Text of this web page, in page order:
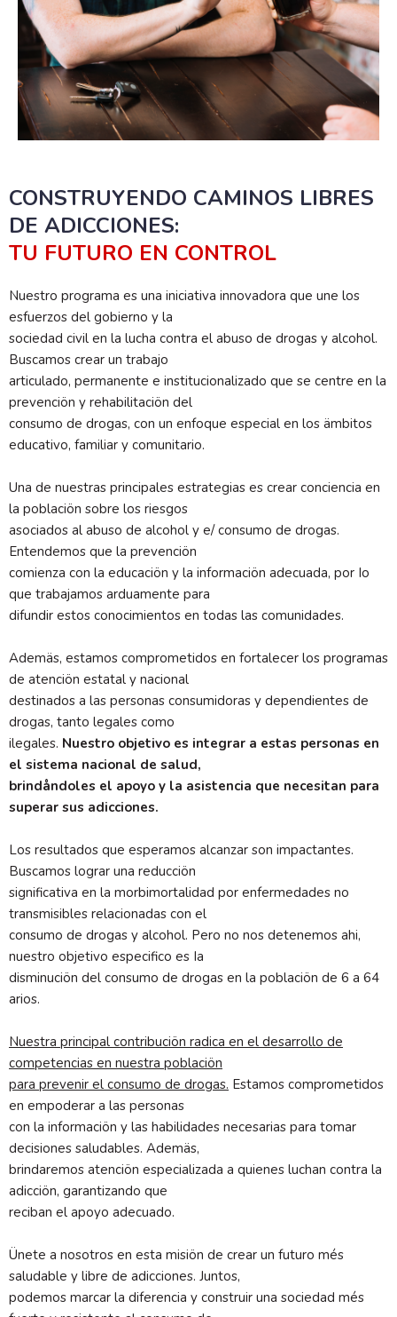
CONSTRUYENDO CAMINOS LIBRES
DE ADICCIONES:
TU FUTURO EN CONTROL
Nuestro programa es una iniciativa innovadora que une los
esfuerzos del gobierno y la
sociedad civil en la lucha contra el abuso de drogas y alcohol.
Buscamos crear un trabajo
articulado, permanente e institucionalizado que se centre en la
prevenciön y rehabilitaciön del
consumo de drogas, con un enfoque especial en los ämbitos
educativo, familiar y comunitario.
Una de nuestras principales estrategias es crear conciencia en
la poblaciön sobre los riesgos
asociados al abuso de alcohol y e/ consumo de drogas.
Entendemos que la prevenciön
comienza con la educaciön y la informaciön adecuada, por Io
que trabajamos arduamente para
difundir estos conocimientos en todas las comunidades.
Ademäs, estamos comprometidos en fortalecer los programas
de atenciön estatal y nacional
destinados a las personas consumidoras y dependientes de
drogas, tanto legales como
ilegales. Nuestro objetivo es integrar a estas personas en
el sistema nacional de salud,
brindåndoles el apoyo y la asistencia que necesitan para
superar sus adicciones.
Los resultados que esperamos alcanzar son impactantes.
Buscamos lograr una reducciön
significativa en la morbimortalidad por enfermedades no
transmisibles relacionadas con el
consumo de drogas y alcohol. Pero no nos detenemos ahi,
nuestro objetivo especifico es Ia
disminuciön del consumo de drogas en la poblaciön de 6 a 64
arios.
Nuestra principal contribuciön radica en el desarrollo de
competencias en nuestra poblaciön
para prevenir el consumo de drogas. Estamos comprometidos
en empoderar a las personas
con la informaciön y las habilidades necesarias para tomar
decisiones saludables. Ademäs,
brindaremos atenciön especializada a quienes luchan contra la
adicciön, garantizando que
reciban el apoyo adecuado.
Ünete a nosotros en esta misiön de crear un futuro més
saludable y libre de adicciones. Juntos,
podemos marcar la diferencia y construir una sociedad més